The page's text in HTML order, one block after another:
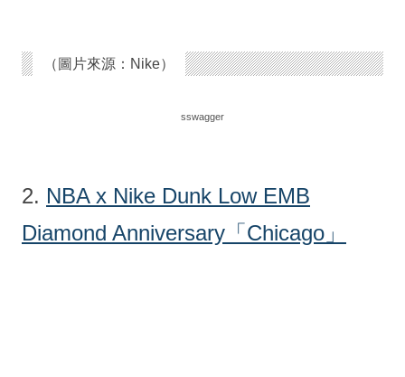
（圖片來源：Nike）
sswagger
2. NBA x Nike Dunk Low EMB
Diamond Anniversary「Chicago」